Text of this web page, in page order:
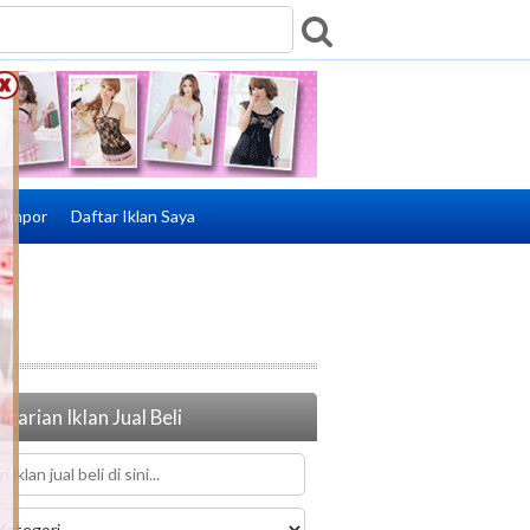
Impor Daftar Iklan Saya
Iklan Jual Beli